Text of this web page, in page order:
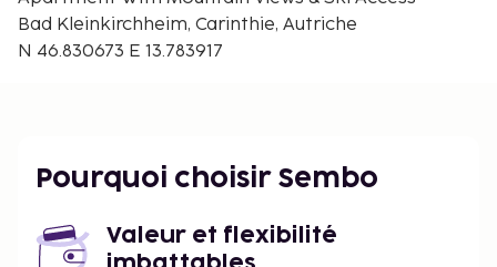
L'aéroport principal le plus proche est : Aéroport de
Klagenfurt Wörther See (KLU) - 60 km
l’hébergement. Ces frais peuvent comprendre les
taxes applicables :
Taxe prélevée par la ville : 3.90 EUR par
personne et par nuit. Cette taxe ne s'applique
Bad Kleinkirchheim, Carinthie, Autriche
N 46.830673 E 13.783917
Pourquoi choisir Sembo
Valeur et flexibilité